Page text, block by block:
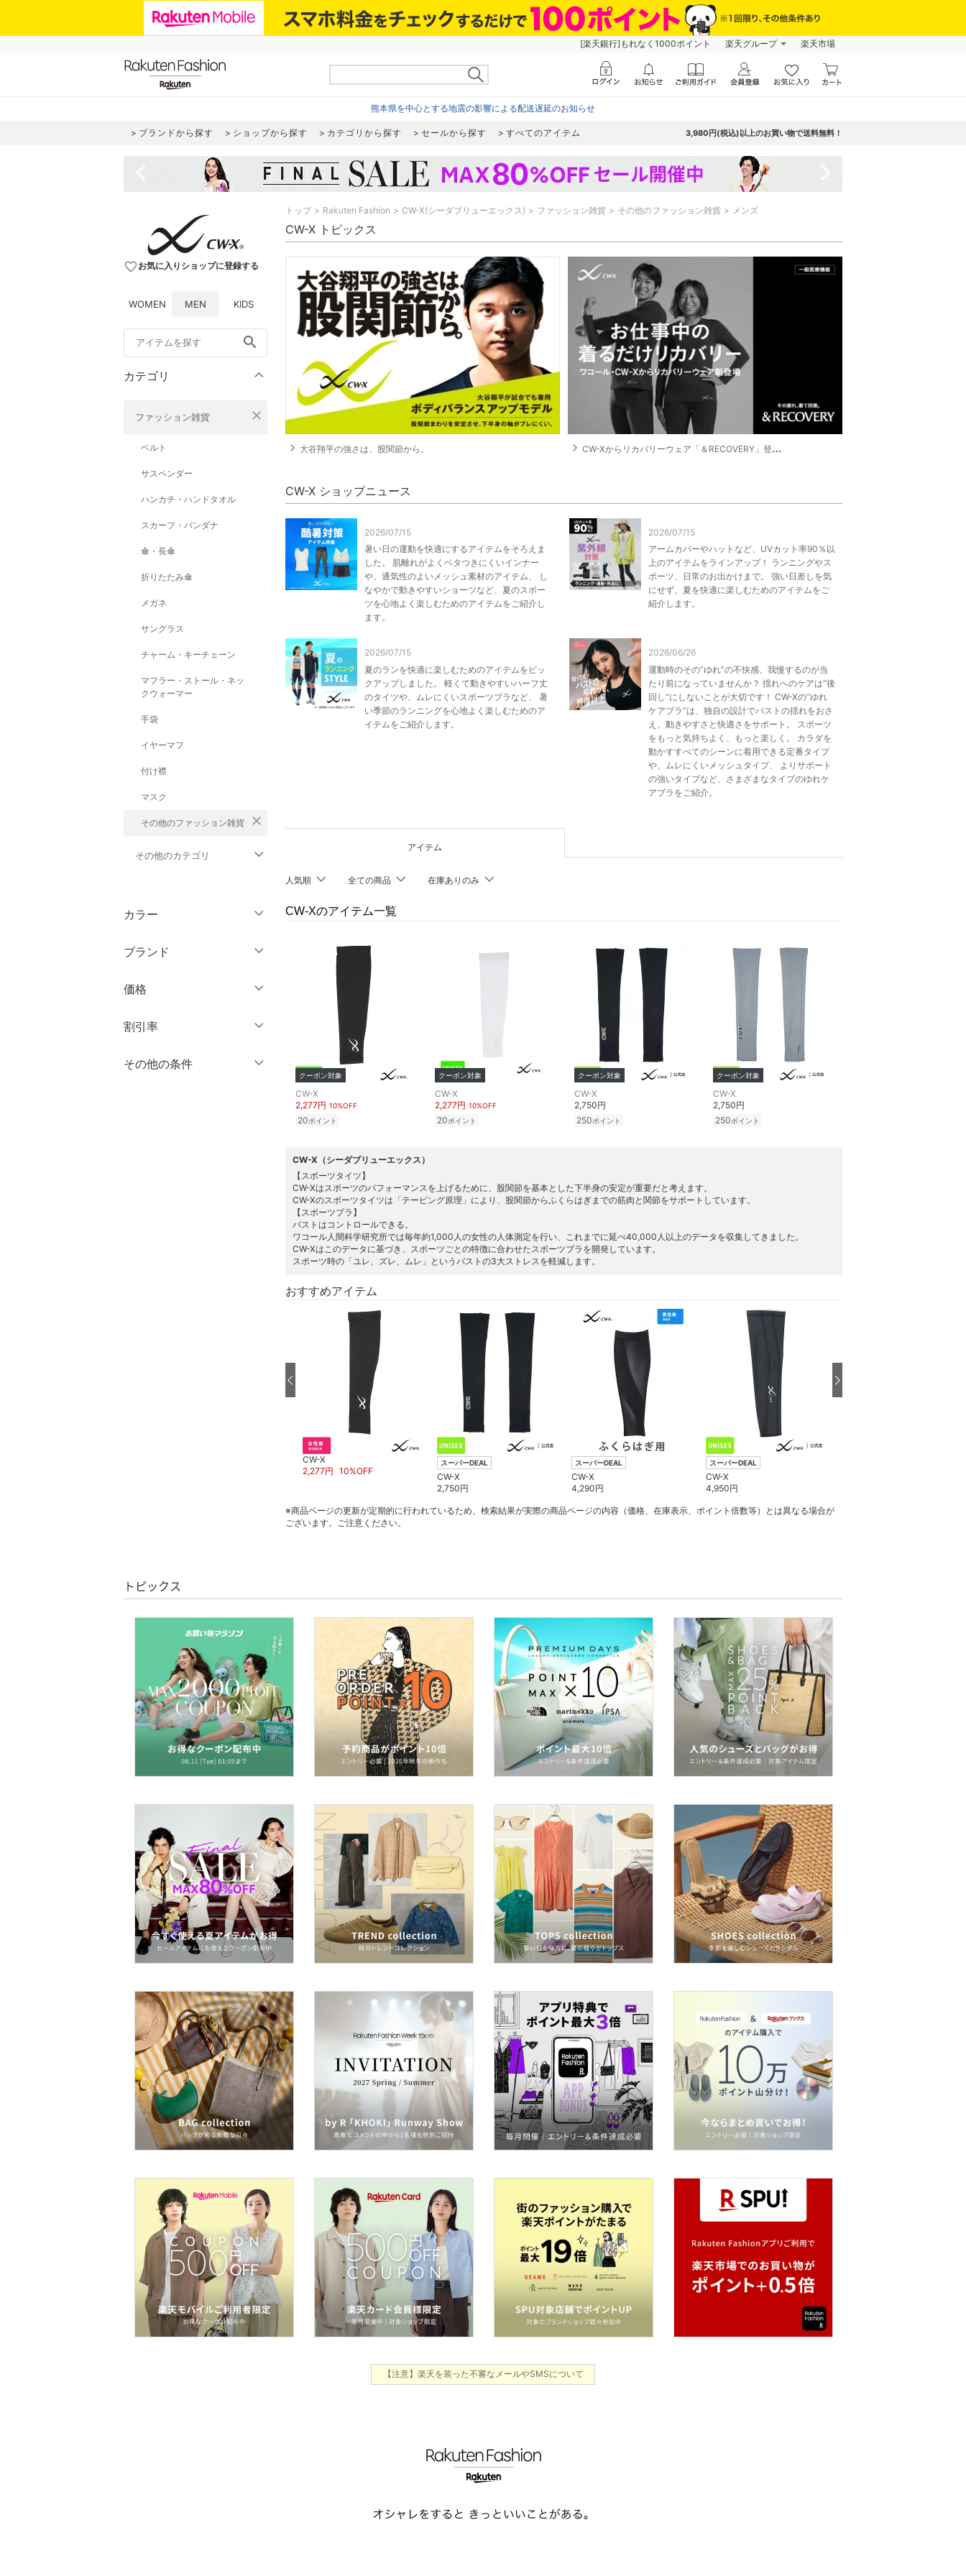
[楽天銀行]もれなく1000ポイント 楽天グループ 楽天市場
熊本県を中心とする地震の影響による配送遅延のお知らせ
ブランドから探す ショップから探す カテゴリから探す セールから探す すべてのアイテム 3,980円(税込)以上のお買い物で送料無料！
favorite_borderお気に入りショップに登録する
WOMEN MEN KIDS
search
カテゴリ
ファッション雑貨 close
ベルト
サスペンダー
ハンカチ・ハンドタオル
スカーフ・バンダナ
傘・長傘
折りたたみ傘
メガネ
サングラス
チャーム・キーチェーン
マフラー・ストール・ネッ
クウォーマー
手袋
イヤーマフ
付け襟
マスク
その他のファッション雑貨 close
その他のカテゴリ
ジャケット・アウター
パンツ
オールインワン・オーバ
シューズ・靴
ヘアケア
メイク道具・美容器具
コフレ・キット・セット
食器・調理器具・キッチ
インテリア・生活雑貨
スポーツ・アウトドア用
品
文房具
ペット用品
カラー
クリア
ブランド
価格
絞り込み
割引率
％OFF～ ％OFF
その他の条件
トップ Rakuten Fashion CW-X(シーダブリューエックス) ファッション雑貨 その他のファッション雑貨 メンズ
CW-X トピックス
navigate_next 大谷翔平の強さは、股関節から。 navigate_next CW-Xからリカバリーウェア「＆RECOVERY」登場！
CW-X ショップニュース
2026/07/15
暑い日の運動を快適にするアイテムをそろえま
した。 肌離れがよくベタつきにくいインナー
や、通気性のよいメッシュ素材のアイテム、 し
なやかで動きやすいショーツなど、夏のスポー
ツを心地よく楽しむためのアイテムをご紹介し
ます。
2026/07/15
アームカバーやハットなど、UVカット率90％以
上のアイテムをラインアップ！ ランニングやス
ポーツ、日常のお出かけまで。 強い日差しを気
にせず、夏を快適に楽しむためのアイテムをご
紹介します。
2026/07/15
夏のランを快適に楽しむためのアイテムをピッ
クアップしました。 軽くて動きやすいハーフ丈
のタイツや、ムレにくいスポーツブラなど、 暑
い季節のランニングを心地よく楽しむためのア
イテムをご紹介します。
2026/06/26
運動時のその“ゆれ”の不快感、我慢するのが当
たり前になっていませんか？ 揺れへのケアは“後
回し”にしないことが大切です！ CW-Xの“ゆれ
ケアブラ”は、独自の設計でバストの揺れをおさ
え、動きやすさと快適さをサポート。 スポーツ
をもっと気持ちよく、もっと楽しく。 カラダを
動かすすべてのシーンに着用できる定番タイプ
や、ムレにくいメッシュタイプ、 よりサポート
の強いタイプなど、さまざまなタイプのゆれケ
アブラをご紹介。
アイテム
人気順 全ての商品 在庫ありのみ
CW-Xのアイテム一覧
クーポン対象
CW-X
2,277円 10%OFF
20ポイント
クーポン対象
CW-X
2,277円 10%OFF
20ポイント
クーポン対象
CW-X
2,750円
250ポイント
クーポン対象
CW-X
2,750円
250ポイント
CW-X（シーダブリューエックス）
【スポーツタイツ】
CW-Xはスポーツのパフォーマンスを上げるために、股関節を基本とした下半身の安定が重要だと考えます。
CW-Xのスポーツタイツは「テーピング原理」により、股関節からふくらはぎまでの筋肉と関節をサポートしています。
【スポーツブラ】
バストはコントロールできる。
ワコール人間科学研究所では毎年約1,000人の女性の人体測定を行い、これまでに延べ40,000人以上のデータを収集してきました。
CW-Xはこのデータに基づき、スポーツごとの特徴に合わせたスポーツブラを開発しています。
スポーツ時の「ユレ、ズレ、ムレ」というバストの3大ストレスを軽減します。
おすすめアイテム
CW-X
2,277円 10%OFF
スーパーDEAL
CW-X
2,750円
スーパーDEAL
CW-X
4,290円
スーパーDEAL
CW-X
4,950円
※商品ページの更新が定期的に行われているため、検索結果が実際の商品ページの内容（価格、在庫表示、ポイント倍数等）とは異なる場合が
ございます。ご注意ください。
トピックス
【注意】楽天を装った不審なメールやSMSについて